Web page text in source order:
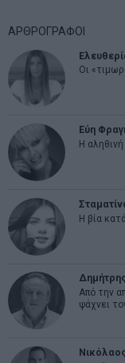
ΑΡΘΡΟΓΡΑΦΟΙ
Οι
Εύη
Η
Η βία
Από την
ψάχνει